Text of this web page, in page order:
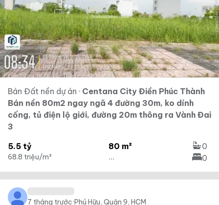
Bán Đất nền dự án · Centana City Điền Phúc Thành
Bán nền 80m2 ngay ngã 4 đường 30m, ko dính
cống, tủ điện lộ giới, đường 20m thông ra Vành Đai
3
5.5 tỷ
68.8 triệu/m²
80 m²
...
0
0
7 tháng trước·Phú Hữu, Quận 9, HCM